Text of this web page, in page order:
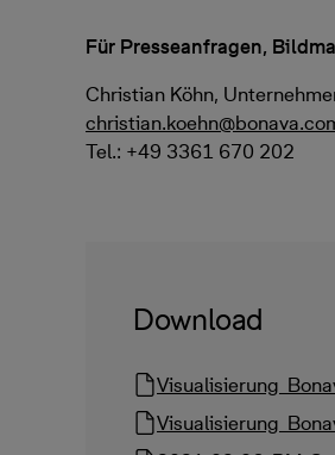
Für Presseanfragen,
Christian Köhn,
Tel.: +49 3361 670 202
Download